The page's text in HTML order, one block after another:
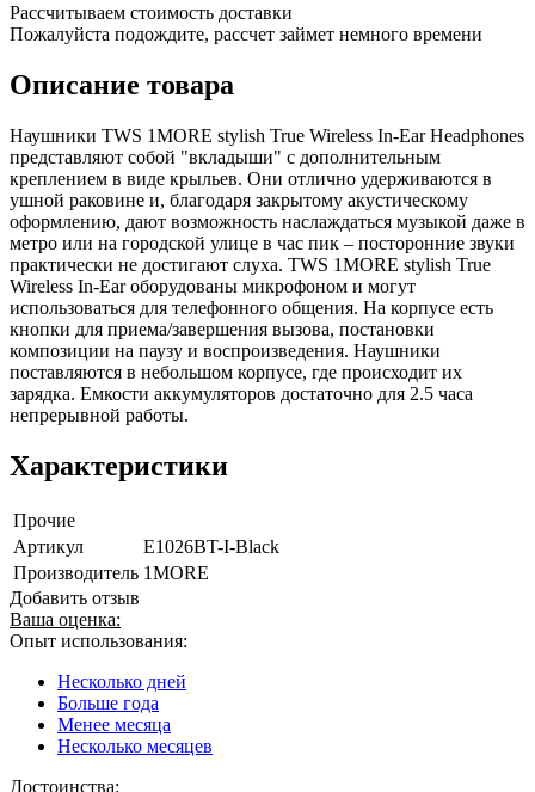
Рассчитываем стоимость доставки
Пожалуйста подождите, рассчет займет немного времени
Описание товара
Наушники TWS 1MORE stylish True Wireless In-Ear Headphones
представляют собой "вкладыши" с дополнительным
креплением в виде крыльев. Они отлично удерживаются в
ушной раковине и, благодаря закрытому акустическому
оформлению, дают возможность наслаждаться музыкой даже в
метро или на городской улице в час пик – посторонние звуки
практически не достигают слуха. TWS 1MORE stylish True
Wireless In-Ear оборудованы микрофоном и могут
использоваться для телефонного общения. На корпусе есть
кнопки для приема/завершения вызова, постановки
композиции на паузу и воспроизведения. Наушники
поставляются в небольшом корпусе, где происходит их
зарядка. Емкости аккумуляторов достаточно для 2.5 часа
непрерывной работы.
Характеристики
Прочие
Артикул
E1026BT-I-Black
Производитель 1MORE
Добавить отзыв
Ваша оценка:
Опыт использования:
Несколько дней
Больше года
Менее месяца
Несколько месяцев
Достоинства: